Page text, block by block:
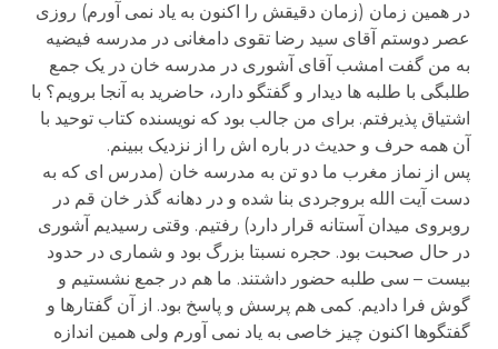
در همین زمان (زمان دقیقش را اکنون به یاد نمی آورم) روزی
عصر دوستم آقای سید رضا تقوی دامغانی در مدرسه فیضیه
به من گفت امشب آقای آشوری در مدرسه خان در یک جمع
طلبگی با طلبه ها دیدار و گفتگو دارد، حاضرید به آنجا برویم؟ با
اشتیاق پذیرفتم. برای من جالب بود که نویسنده کتاب توحید با
آن همه حرف و حدیث در باره اش را از نزدیک ببینم.
پس از نماز مغرب ما دو تن به مدرسه خان (مدرس ای که به
دست آیت الله بروجردی بنا شده و در دهانه گذر خان قم در
روبروی میدان آستانه قرار دارد) رفتیم. وقتی رسیدیم آشوری
در حال صحبت بود. حجره نسبتا بزرگ بود و شماری در حدود
بیست – سی طلبه حضور داشتند. ما هم در جمع نشستیم و
گوش فرا دادیم. کمی هم پرسش و پاسخ بود. از آن گفتارها و
گفتگوها اکنون چیز خاصی به یاد نمی آورم ولی همین اندازه